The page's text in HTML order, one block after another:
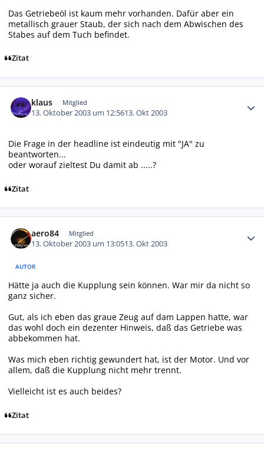
Das Getriebeöl ist kaum mehr vorhanden. Dafür aber ein
metallisch grauer Staub, der sich nach dem Abwischen des
Stabes auf dem Tuch befindet.
Zitat
klaus Mitglied
13. Oktober 2003 um 12:5613. Okt 2003
Die Frage in der headline ist eindeutig mit "JA" zu
beantworten...
oder worauf zieltest Du damit ab .....?
Zitat
aero84 Mitglied
13. Oktober 2003 um 13:0513. Okt 2003
AUTOR
Hätte ja auch die Kupplung sein können. War mir da nicht so
ganz sicher.
Gut, als ich eben das graue Zeug auf dam Lappen hatte, war
das wohl doch ein dezenter Hinweis, daß das Getriebe was
abbekommen hat.
Was mich eben richtig gewundert hat, ist der Motor. Und vor
allem, daß die Kupplung nicht mehr trennt.
Vielleicht ist es auch beides?
Zitat